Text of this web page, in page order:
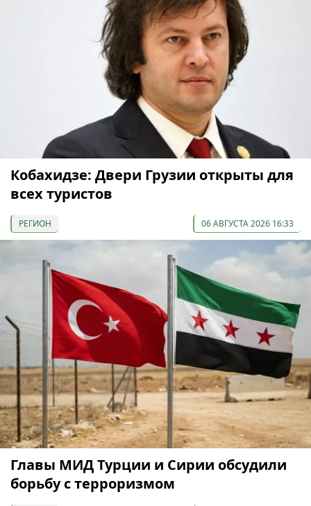
Кобахидзе: Двери Грузии открыты для
всех туристов
РЕГИОН 06 АВГУСТА 2026 16:33
Главы МИД Турции и Сирии обсудили
борьбу с терроризмом